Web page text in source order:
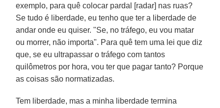
exemplo, para quê colocar pardal [radar] nas ruas?
Se tudo é liberdade, eu tenho que ter a liberdade de
andar onde eu quiser. "Se, no tráfego, eu vou matar
ou morrer, não importa". Para quê tem uma lei que diz
que, se eu ultrapassar o tráfego com tantos
quilômetros por hora, vou ter que pagar tanto? Porque
as coisas são normatizadas.
Tem liberdade, mas a minha liberdade termina